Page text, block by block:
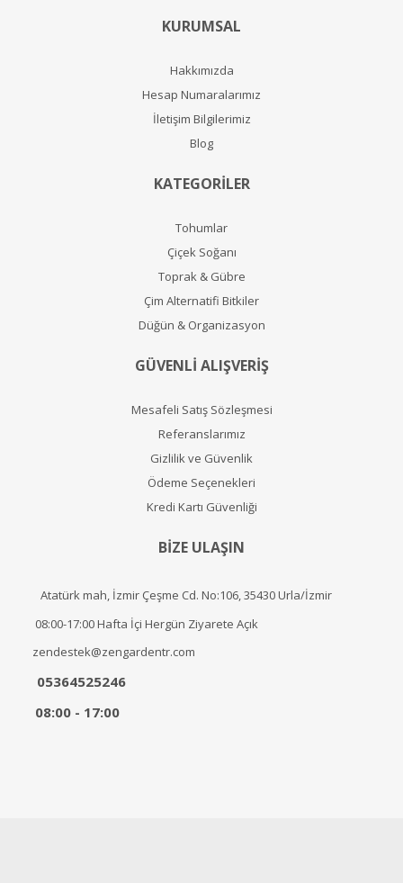
KURUMSAL
Hakkımızda
Hesap Numaralarımız
İletişim Bilgilerimiz
Blog
KATEGORİLER
Tohumlar
Çiçek Soğanı
Toprak & Gübre
Çim Alternatifi Bitkiler
Düğün & Organizasyon
GÜVENLİ ALIŞVERİŞ
Mesafeli Satış Sözleşmesi
Referanslarımız
Gizlilik ve Güvenlik
Ödeme Seçenekleri
Kredi Kartı Güvenliği
BİZE ULAŞIN
Atatürk mah, İzmir Çeşme Cd. No:106, 35430 Urla/İzmir
08:00-17:00 Hafta İçi Hergün Ziyarete Açık
zendestek@zengardentr.com
05364525246
08:00 - 17:00